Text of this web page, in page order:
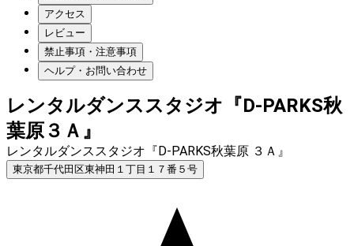
アクセス
レビュー
禁止事項・注意事項
ヘルプ・お問い合わせ
レンタルダンススタジオ『D-PARKS秋
葉原３Ａ』
レンタルダンススタジオ『D-PARKS秋葉原 ３Ａ』
東京都千代田区東神田１丁目１７番５号